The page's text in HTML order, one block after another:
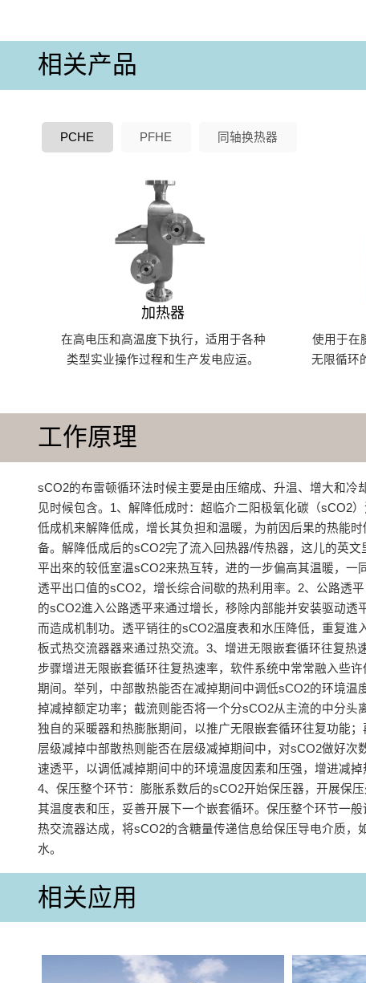
相关产品
PCHE PFHE 同轴换热器
加热器
在高电压和高温度下执行，适用于各种
类型实业操作过程和生产发电应运。
使用于在
无限循环
工作原理
‌sCO2的布雷顿循环法时候主要是由压缩成、升温、增大和冷
见时候包含‌。1、解降低成时‌：超临介二阳极氧化碳（sCO2
低成机‌来解降低成，增长其负担和温暖，为前因后果的热能时
备。解降低成后的sCO2完了流入‌回热器/传热器‌，这儿的英文
平出來的较低室温sCO2来热互转，进的一步偏高其温暖，一
透平出口值的sCO2，增长综合间歇的热利用率。2、公路透
的sCO2進入‌公路透平‌来通过增长，移除内部能并安装驱动透
而造成机制功。透平销往的sCO2温度表和水压降低，重复進
板式热交流器器来通过热交流。3、增进无限嵌套循环往复热
步骤增进无限嵌套循环往复热速率，软件系统中常常融入些许
期间。举列，‌中部散热‌能否在减掉期间中调低sCO2的环境温
掉减掉额定功率；‌截流‌则能否将一个分sCO2从主流的中分头
独自的采暖器和热膨胀期间，以推广无限嵌套循环往复功能；‌
层级减掉‌中部散热‌则能否在层级减掉期间中，对sCO2做好次
速透平，以调低减掉期间中的环境温度因素和压强，增进减掉
4、保压整个环节‌：膨胀系数后的sCO2开始保压器，开展保
其温度表和压，妥善开展下一个嵌套循环。保压整个环节一般
热交流器达成，将sCO2的含糖量传递信息给保压导电介质，
水。
相关应用